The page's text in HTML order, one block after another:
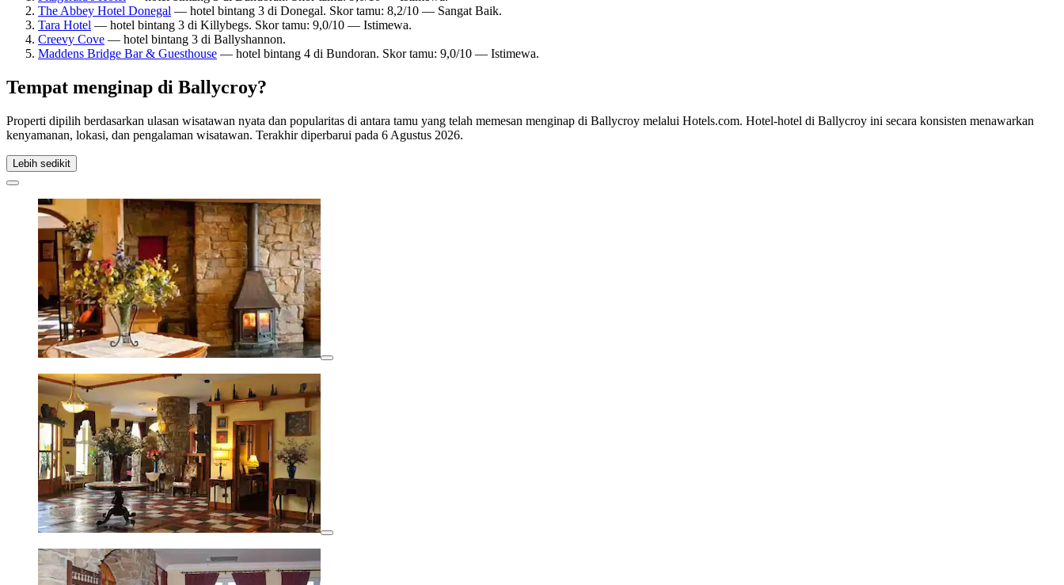
The Abbey Hotel Donegal — hotel bintang 3 di Donegal. Skor tamu: 8,2/10 — Sangat Baik.
Tara Hotel — hotel bintang 3 di Killybegs. Skor tamu: 9,0/10 — Istimewa.
Creevy Cove — hotel bintang 3 di Ballyshannon.
Maddens Bridge Bar & Guesthouse — hotel bintang 4 di Bundoran. Skor tamu: 9,0/10 — Istimewa.
Tempat menginap di Ballycroy?
Properti dipilih berdasarkan ulasan wisatawan nyata dan popularitas di antara tamu yang telah memesan menginap di Ballycroy melalui Hotels.com. Hotel-hotel di Ballycroy ini secara konsisten menawarkan
kenyamanan, lokasi, dan pengalaman wisatawan. Terakhir diperbarui pada 6 Agustus 2026.
Lebih sedikit